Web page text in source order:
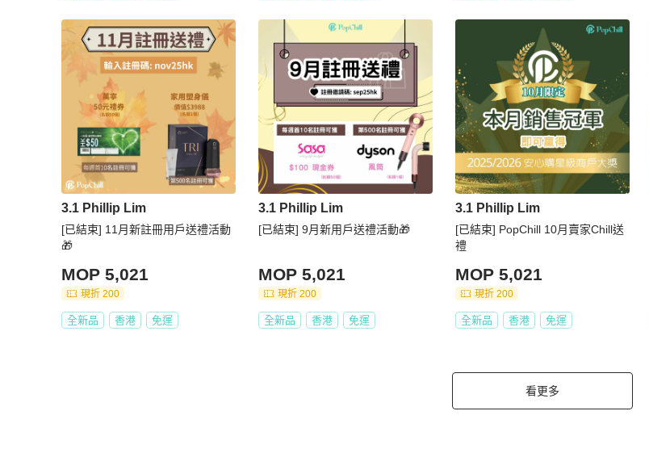
3.1 Phillip Lim
[已結束] 11月新註冊用戶送禮活動
🎁
MOP 5,021
現折 200
全新品 香港 免運
3.1 Phillip Lim
[已結束] 9月新用戶送禮活動🎁
MOP 5,021
現折 200
全新品 香港 免運
3.1 Phillip Lim
[已結束] PopChill 10月賣家Chill送
禮
MOP 5,021
現折 200
全新品 香港 免運
看更多